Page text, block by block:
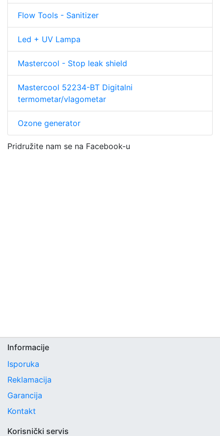
Flow Tools - Sanitizer
Led + UV Lampa
Mastercool - Stop leak shield
Mastercool 52234-BT Digitalni
termometar/vlagometar
Ozone generator
Pridružite nam se na Facebook-u
Informacije
Isporuka
Reklamacija
Garancija
Kontakt
Korisnički servis